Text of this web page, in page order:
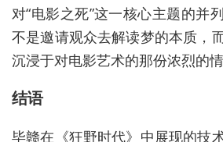
对“电影之死”这一核心主题的并
不是邀请观众去解读梦的本质，
沉浸于对电影艺术的那份浓烈的情
结语
毕赣在《狂野时代》中展现的技